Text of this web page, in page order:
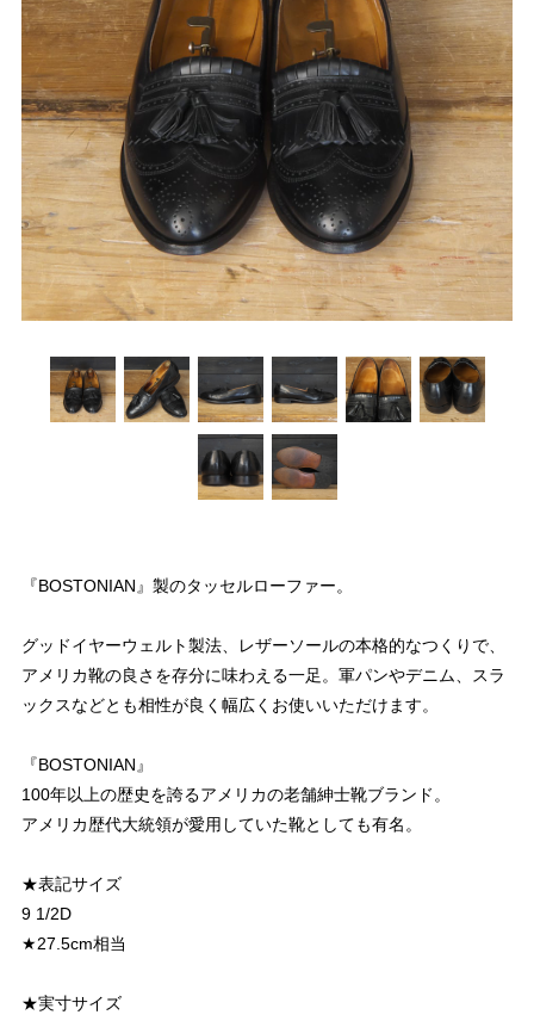
『BOSTONIAN』製のタッセルローファー。
グッドイヤーウェルト製法、レザーソールの本格的なつくりで、
アメリカ靴の良さを存分に味わえる一足。軍パンやデニム、スラ
ックスなどとも相性が良く幅広くお使いいただけます。
『BOSTONIAN』
100年以上の歴史を誇るアメリカの老舗紳士靴ブランド。
アメリカ歴代大統領が愛用していた靴としても有名。
★表記サイズ
9 1/2D
★27.5cm相当
★実寸サイズ